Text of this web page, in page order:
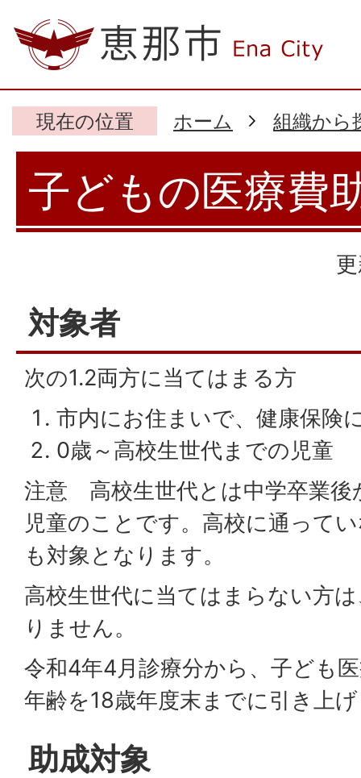
現在の位置 ホーム 組織から
子どもの医療費
対象者
次の1.2両方に当てはまる方
市内にお住まいで、健康保険
0歳～高校生世代までの児童
注意 高校生世代とは中学卒業後
児童のことです。高校に通って
も対象となります。
高校生世代に当てはまらない方
りません。
令和4年4月診療分から、子ども
年齢を18歳年度末までに引き上
助成対象